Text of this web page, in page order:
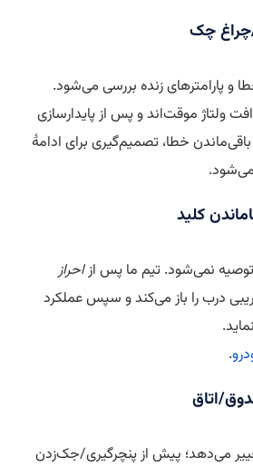
و پارامترهای زنده بررسی می‌شود.
ولتاژ موقت‌اند و پس از پایدارسازی
خطا، تصمیم‌گیری برای ادامهٔ
احراز
درب را باز می‌کند و سپس عملکرد
.
می‌دهد؛ پیش از پنچرگیری/جک‌زدن